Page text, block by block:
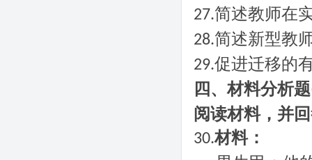
27.简述教师在
28.简述新型教
29.促进迁移的
四、材料分析题
阅读材料，并
30.材料：